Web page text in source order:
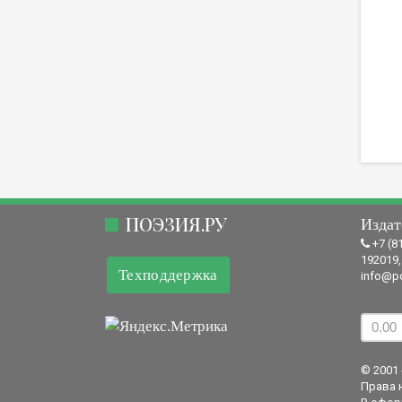
ПОЭЗИЯ.РУ
Техподдержка
+7
© 2001
Права